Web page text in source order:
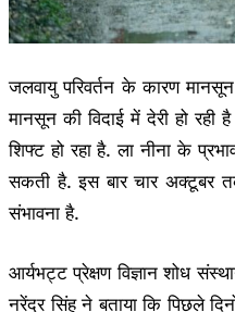
जलवायु परिवर्तन के कारण
मानसून की विदाई में देरी हो रही
शिफ्ट हो रहा है. ला नीना के
सकती है. इस बार चार अक्टूबर
संभावना है.
आर्यभट्ट प्रेक्षण विज्ञान शोध
नरेंद्र सिंह ने बताया कि पिछले